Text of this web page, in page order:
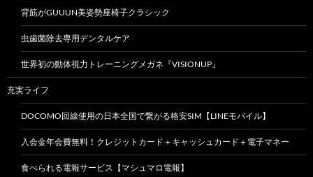
背筋がGUUUN美姿勢座椅子クラシック
虫歯菌除去専用デンタルケア
世界初の動体視力トレーニングメガネ『VISIONUP』
充実ライフ
DOCOMO回線使用の日本全国で繋がる格安SIM【LINEモバイル】
入会金年会費無料！クレジットカード＋キャッシュカード＋電子マネー
食べられる電報サービス【マシュマロ電報】